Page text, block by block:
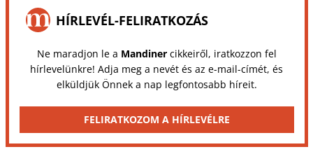
HÍRLEVÉL-FELIRATKOZÁS
Ne maradjon le a Mandinercikkeiről, iratkozzon fel
hírlevelünkre! Adja meg a nevét és az e-mail-címét, és
elküldjük Önnek a nap legfontosabb híreit.
FELIRATKOZOM A HÍRLEVÉLRE